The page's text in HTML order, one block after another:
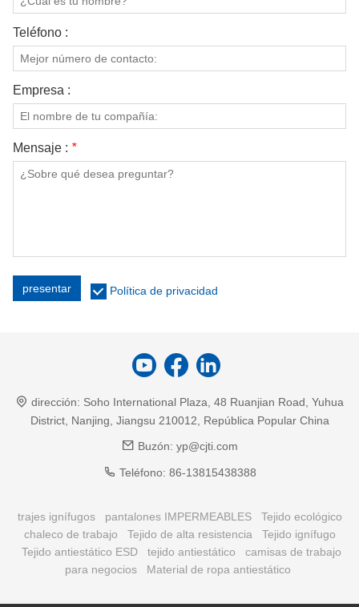
Teléfono :
Empresa :
Mensaje : *
presentar Política de privacidad
dirección: Soho International Plaza, 48 Ruanjian Road, Yuhua
District, Nanjing, Jiangsu 210012, República Popular China
Buzón: yp@cjti.com
Teléfono: 86-13815438388
trajes ignífugos pantalones IMPERMEABLES
Tejido ecológico
chaleco de trabajo
Tejido de alta resistencia
Tejido ignífugo
Tejido antiestático ESD
tejido antiestático
camisas de trabajo
para negocios
Material de ropa antiestático